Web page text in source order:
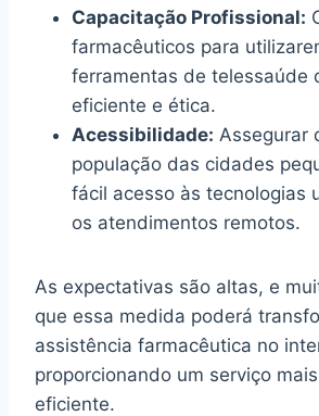
Capacitação Profissional:
farmacêuticos para
ferramentas de telessaúde
eficiente e ética.
Acessibilidade: Assegurar
população das cidades
fácil acesso às tecnologias
os atendimentos remotos.
As expectativas são altas, e
que essa medida poderá
assistência farmacêutica no
proporcionando um serviço
eficiente.